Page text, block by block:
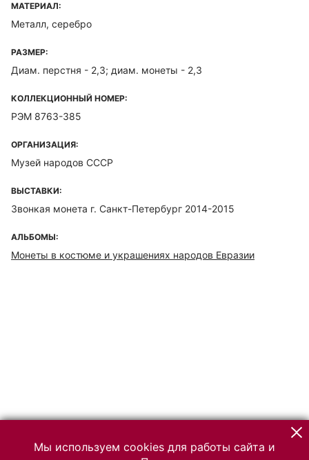
МАТЕРИАЛ:
Металл, серебро
РАЗМЕР:
Диам. перстня - 2,3; диам. монеты - 2,3
КОЛЛЕКЦИОННЫЙ НОМЕР:
РЭМ 8763-385
ОРГАНИЗАЦИЯ:
Музей народов СССР
ВЫСТАВКИ:
Звонкая монета г. Санкт-Петербург 2014-2015
АЛЬБОМЫ:
Монеты в костюме и украшениях народов Евразии
Мы используем cookies для работы сайта и